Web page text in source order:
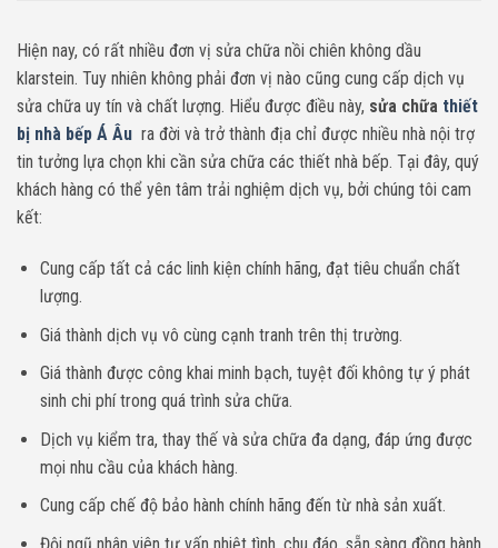
Hiện nay, có rất nhiều đơn vị sửa chữa nồi chiên không dầu
klarstein. Tuy nhiên không phải đơn vị nào cũng cung cấp dịch vụ
sửa chữa uy tín và chất lượng. Hiểu được điều này, sửa chữa thiết
bị nhà bếp Á Âu ra đời và trở thành địa chỉ được nhiều nhà nội trợ
tin tưởng lựa chọn khi cần sửa chữa các thiết nhà bếp. Tại đây, quý
khách hàng có thể yên tâm trải nghiệm dịch vụ, bởi chúng tôi cam
kết:
Cung cấp tất cả các linh kiện chính hãng, đạt tiêu chuẩn chất
lượng.
Giá thành dịch vụ vô cùng cạnh tranh trên thị trường.
Giá thành được công khai minh bạch, tuyệt đối không tự ý phát
sinh chi phí trong quá trình sửa chữa.
Dịch vụ kiểm tra, thay thế và sửa chữa đa dạng, đáp ứng được
mọi nhu cầu của khách hàng.
Cung cấp chế độ bảo hành chính hãng đến từ nhà sản xuất.